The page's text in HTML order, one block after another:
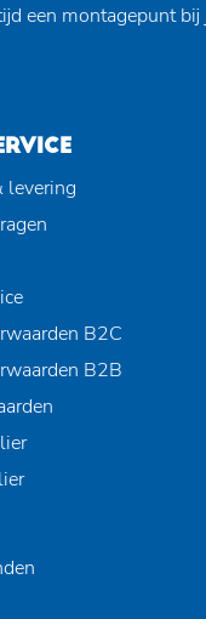
een montagepunt
levering
B2C
B2B